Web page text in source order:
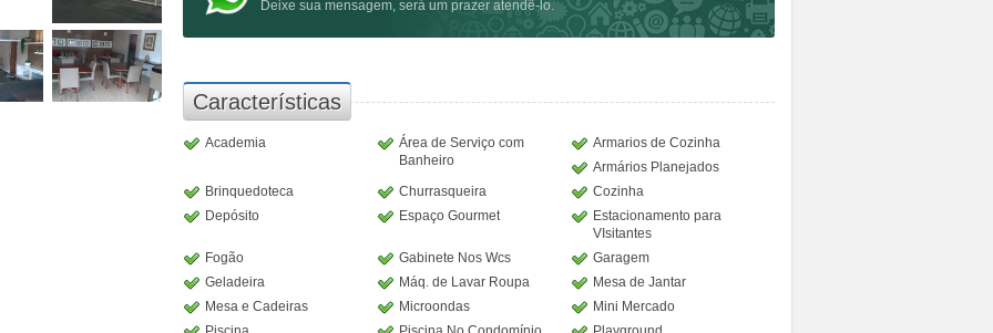
Deixe sua mensagem, será um prazer atendê-lo.
Características
Academia
Área de Serviço com
Banheiro
Armarios de Cozinha
Armários Planejados
Brinquedoteca
Churrasqueira
Cozinha
Depósito
Espaço Gourmet
Estacionamento para
VIsitantes
Fogão
Gabinete Nos Wcs
Garagem
Geladeira
Máq. de Lavar Roupa
Mesa de Jantar
Mesa e Cadeiras
Microondas
Mini Mercado